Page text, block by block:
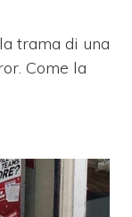
trama di una
Come la